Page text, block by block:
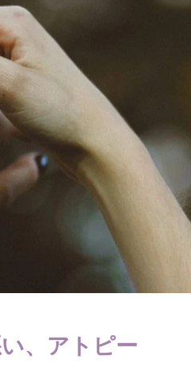
、アトピー